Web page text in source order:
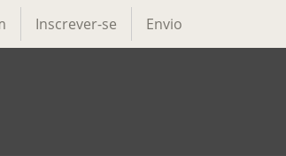
Inscrever-se Envio